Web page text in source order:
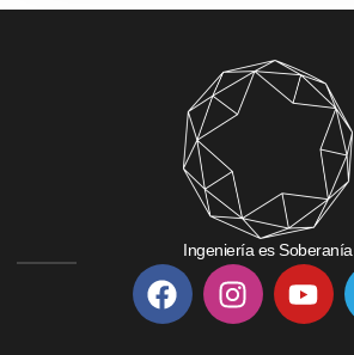
Ingeniería es Soberanía